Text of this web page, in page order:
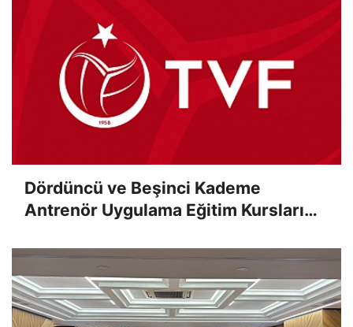
Dördüncü ve Beşinci Kademe
Antrenör Uygulama Eğitim Kursları